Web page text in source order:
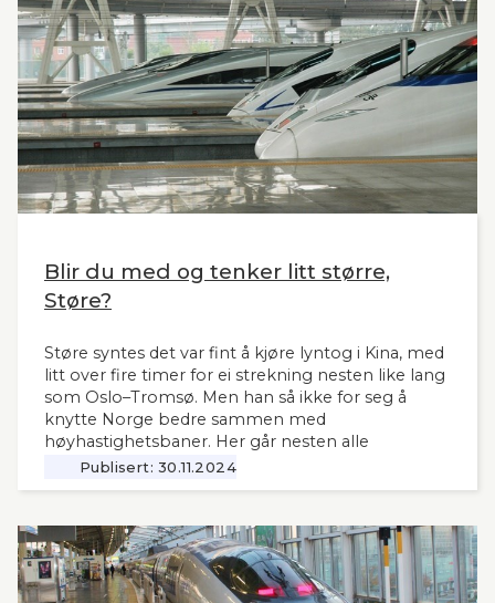
Norge og til våre naboland.
Blir du med og tenker litt større,
Støre?
Støre syntes det var fint å kjøre lyntog i Kina, med
litt over fire timer for ei strekning nesten like lang
som Oslo–Tromsø. Men han så ikke for seg å
knytte Norge bedre sammen med
høyhastighetsbaner. Her går nesten alle
jernbanemidlene til det sentrale Østlandet.
Markedet, mulighetene og behovene for raske,
vanskelig for å se. Slik innleder lederne og
sekretær i Lyntogforum Vestlandsbanen
kronikken sin i Stavanger Aftenblad 26.11.2024.
Publisert: 30.11.2024